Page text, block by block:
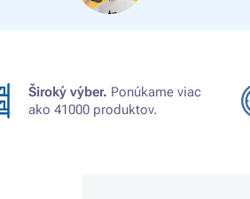
Široký výber. Ponúkame viac
ako 41000 produktov.